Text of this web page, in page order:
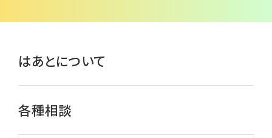
はあとについて
各種相談